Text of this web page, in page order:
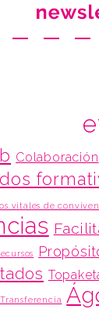
Colaboración
vitales de
Transferencia